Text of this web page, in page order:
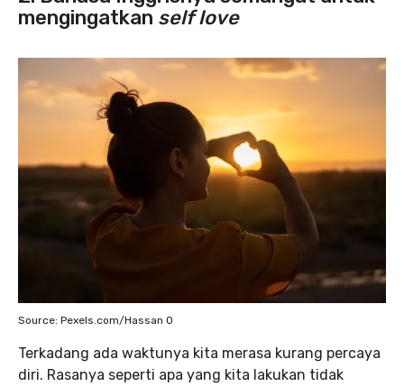
mengingatkan self love
Source: Pexels.com/Hassan O
Terkadang ada waktunya kita merasa kurang percaya
diri. Rasanya seperti apa yang kita lakukan tidak